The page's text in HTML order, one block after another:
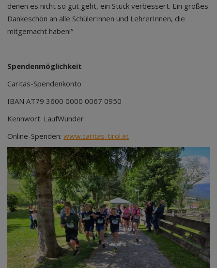
denen es nicht so gut geht, ein Stück verbessert. Ein großes
Dankeschön an alle SchülerInnen und LehrerInnen, die
mitgemacht haben!“
Spendenmöglichkeit
Caritas-Spendenkonto
IBAN AT79 3600 0000 0067 0950
Kennwort: LaufWunder
Online-Spenden: www.caritas-tirol.at